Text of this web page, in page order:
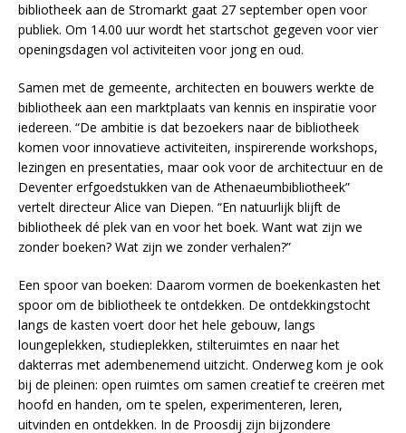
bibliotheek aan de Stromarkt gaat 27 september open voor
publiek. Om 14.00 uur wordt het startschot gegeven voor vier
openingsdagen vol activiteiten voor jong en oud.
Samen met de gemeente, architecten en bouwers werkte de
bibliotheek aan een marktplaats van kennis en inspiratie voor
iedereen. “De ambitie is dat bezoekers naar de bibliotheek
komen voor innovatieve activiteiten, inspirerende workshops,
lezingen en presentaties, maar ook voor de architectuur en de
Deventer erfgoedstukken van de Athenaeumbibliotheek”
vertelt directeur Alice van Diepen. “En natuurlijk blijft de
bibliotheek dé plek van en voor het boek. Want wat zijn we
zonder boeken? Wat zijn we zonder verhalen?”
Een spoor van boeken: Daarom vormen de boekenkasten het
spoor om de bibliotheek te ontdekken. De ontdekkingstocht
langs de kasten voert door het hele gebouw, langs
loungeplekken, studieplekken, stilteruimtes en naar het
dakterras met adembenemend uitzicht. Onderweg kom je ook
bij de pleinen: open ruimtes om samen creatief te creëren met
hoofd en handen, om te spelen, experimenteren, leren,
uitvinden en ontdekken. In de Proosdij zijn bijzondere